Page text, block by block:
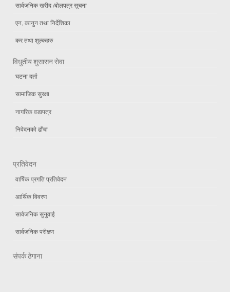
सार्वजनिक खरीद /बोलपत्र सूचना
एन, कानुन तथा निर्देशिका
कर तथा शुल्कहरु
विधुतीय शुसासन सेवा
घटना दर्ता
सामाजिक सुरक्षा
नागरिक वडापत्र
निवेदनको ढाँचा
प्रतिवेदन
वार्षिक प्रगति प्रतिवेदन
आर्थिक विवरण
सार्वजनिक सुनुवाई
सार्वजनिक परीक्षण
संपर्क ठेगाना